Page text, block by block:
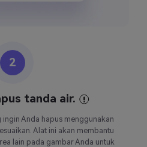
2
tanda air.
Anda hapus menggunakan
Alat ini akan membantu
lain pada gambar Anda untuk